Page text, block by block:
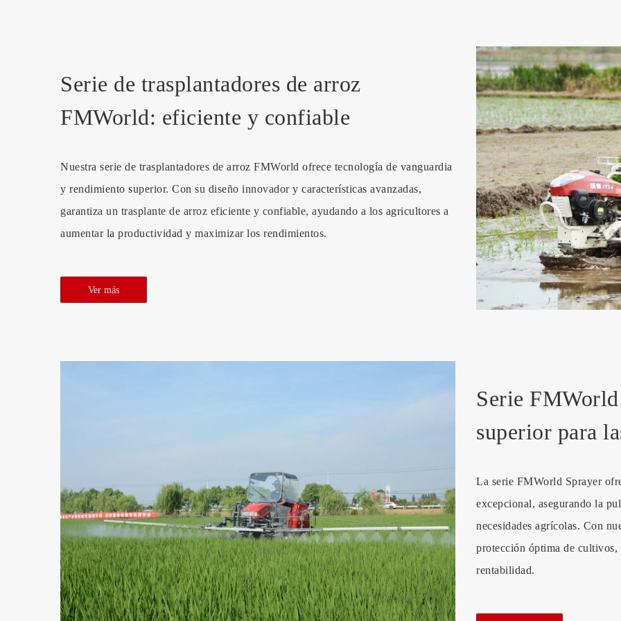
Serie de trasplantadores de arroz
FMWorld: eficiente y confiable
Nuestra serie de trasplantadores de arroz FMWorld ofrece tecnología de vanguardia
y rendimiento superior. Con su diseño innovador y características avanzadas,
garantiza un trasplante de arroz eficiente y confiable, ayudando a los agricultores a
aumentar la productividad y maximizar los rendimientos.
Ver más
Serie
superior para
La serie FMWorld Sprayer
excepcional, asegurando la
necesidades agrícolas. Con
protección óptima de cultivos,
rentabilidad.